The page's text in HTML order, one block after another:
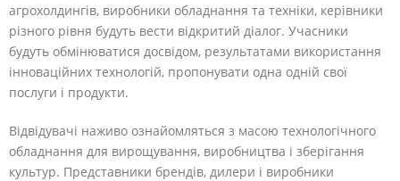
агрохолдингів, виробники обладнання та техніки, керівники
різного рівня будуть вести відкритий діалог. Учасники
будуть обмінюватися досвідом, результатами використання
інноваційних технологій, пропонувати одна одній свої
послуги і продукти.
Відвідувачі наживо ознайомляться з масою технологічного
обладнання для вирощування, виробництва і зберігання
культур. Представники брендів, дилери і виробники